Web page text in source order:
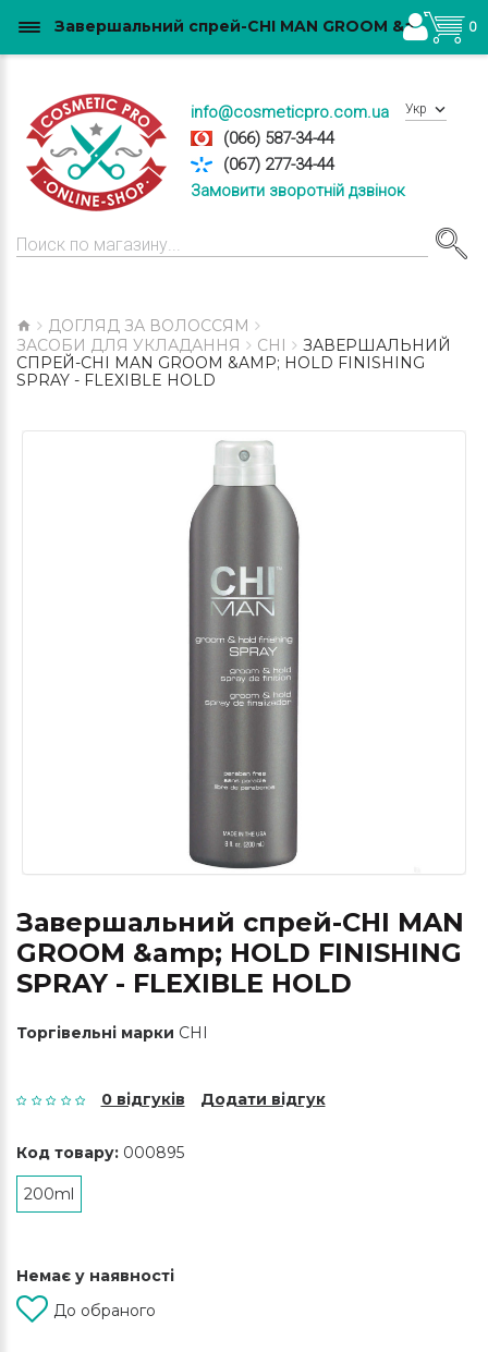
info@cosmeticpro.com.ua
(066) 587-34-44
(067) 277-34-44
Замовити зворотній дзвінок
Укр
0
ДОГЛЯД ЗА ВОЛОССЯМ
ЗАСОБИ ДЛЯ УКЛАДАННЯ
CHI
ЗАВЕРШАЛЬНИЙ
СПРЕЙ-CHI MAN GROOM &AMP; HOLD FINISHING
SPRAY - FLEXIBLE HOLD
Завершальний спрей-CHI MAN
GROOM &amp; HOLD FINISHING
SPRAY - FLEXIBLE HOLD
Торгівельні марки CHI
0 відгуків Додати відгук
Код товару: 000895
200ml
Немає у наявності
До обраного
Завершальний спрей-CHI MAN GROOM &amp; HOLD FINISHING SPRAY - FLEXIBLE HOLD купити в Україні